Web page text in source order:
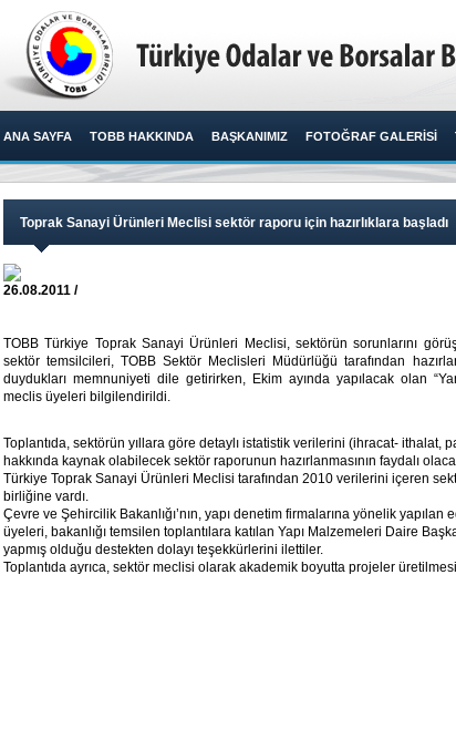
ANA SAYFA TOBB HAKKINDA BAŞKANIMIZ FOTOĞRAF GALERİSİ
Toprak Sanayi Ürünleri Meclisi sektör raporu için hazırlıklara başladı
26.08.2011 /
TOBB Türkiye Toprak Sanayi Ürünleri Meclisi, sektörün sorunlarını
sektör temsilcileri, TOBB Sektör Meclisleri Müdürlüğü tarafından
duydukları memnuniyeti dile getirirken, Ekim ayında yapılacak olan
meclis üyeleri bilgilendirildi.​ ​
Toplantıda, sektörün yıllara göre detaylı istatistik verilerini (ihracat- ithalat,
hakkında kaynak olabilecek sektör raporunun hazırlanmasının faydalı
Türkiye Toprak Sanayi Ürünleri Meclisi tarafından 2010 verilerini içeren
birliğine vardı.
Çevre ve Şehircilik Bakanlığı’nın, yapı denetim firmalarına yönelik
üyeleri, bakanlığı temsilen toplantılara katılan Yapı Malzemeleri Daire
yapmış olduğu destekten dolayı teşekkürlerini ilettiler.
Toplantıda ayrıca, sektör meclisi olarak akademik boyutta projeler üretilmesi